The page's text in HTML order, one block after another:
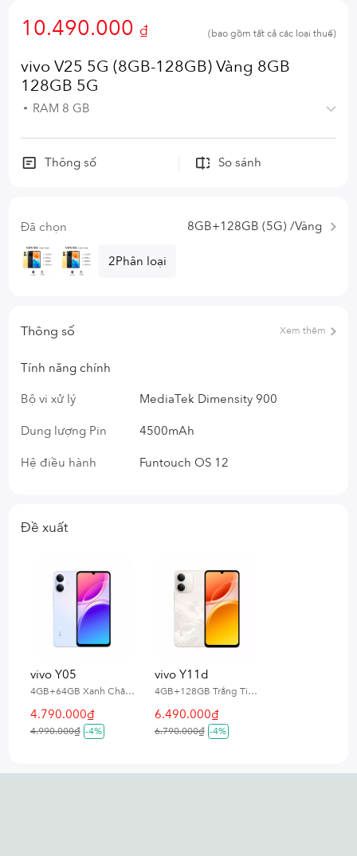
10.490.000 ₫ (bao gồm tất cả các loại thuế)
vivo V25 5G (8GB-128GB) Vàng 8GB
128GB 5G
RAM 8 GB
Thông số So sánh
Đã chọn 8GB+128GB (5G) /Vàng
2Phân loại
Thông số Xem thêm
Tính năng chính
Bộ vi xử lý
MediaTek Dimensity 900
Dung lượng Pin
4500mAh
Hệ điều hành
Funtouch OS 12
Đề xuất
vivo Y05
4GB+64GB Xanh Chân Trời
4.790.000₫
4.990.000₫ -4%
vivo Y11d
4GB+128GB Trắng Tinh Vân
6.490.000₫
6.790.000₫ -4%